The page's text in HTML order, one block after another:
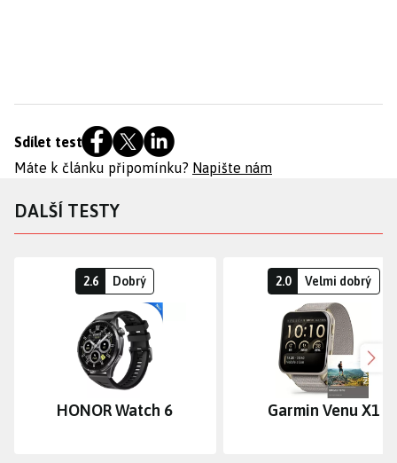
Sdílet test
Máte k článku připomínku? Napište nám
DALŠÍ TESTY
2.6 Dobrý
HONOR Watch 6
2.0 Velmi dobrý
Garmin Venu X1